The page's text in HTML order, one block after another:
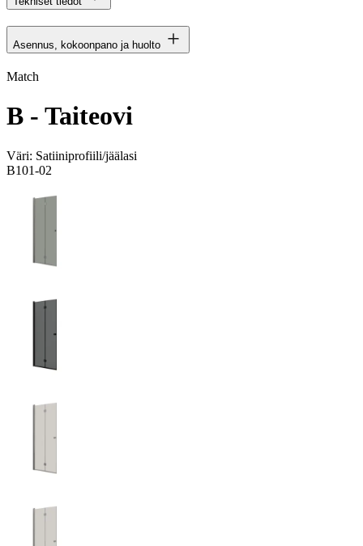
Asennus, kokoonpano ja huolto
Match
B - Taiteovi
Väri: Satiiniprofiili/jäälasi
B101-02